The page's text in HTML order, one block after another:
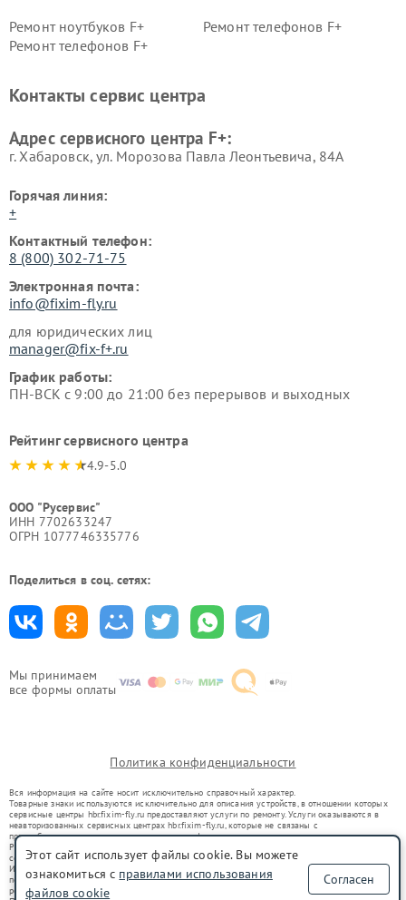
Мы принимаем
все формы оплаты
Ремонт ноутбуков F+
Ремонт телефонов F+
Ремонт телефонов F+
Контакты сервис центра
Адрес сервисного центра F+:
г. Хабаровск, ул. Морозова Павла Леонтьевича, 84А
Горячая линия:
+
Контактный телефон:
8 (800) 302-71-75
Электронная почта:
info@fixim-fly.ru
для юридических лиц
manager@fix-f+.ru
График работы:
ПН-ВСК с 9:00 до 21:00 без перерывов и выходных
Рейтинг сервисного центра
4.9-5.0
ООО "Русервис"
ИНН 7702633247
ОГРН 1077746335776
Поделиться в соц. сетях:
Политика конфиденциальности
Вся информация на сайте носит исключительно справочный характер.
Товарные знаки используются исключительно для описания устройств, в отношении которых
сервисные центры hbr.fixim-fly.ru предоставляют услуги по ремонту. Услуги оказываются в
неавторизованных сервисных центрах hbr.fixim-fly.ru, которые не связаны с
правообладателями товарных знаков или их официальными представителями.
Ремонт осуществляется для устройств, уже введенных в гражданский оборот в соответствии
со статьей 1487 ГК РФ.
Использование товарных знаков не преследует цели индивидуализации услуг или введения
потребителей в заблуждение, а служит для информирования о предоставляемых услугах по
ремонту техники указанных брендов.
Этот сайт использует файлы cookie. Вы можете
ознакомиться с правилами использования
файлов cookie
Согласен